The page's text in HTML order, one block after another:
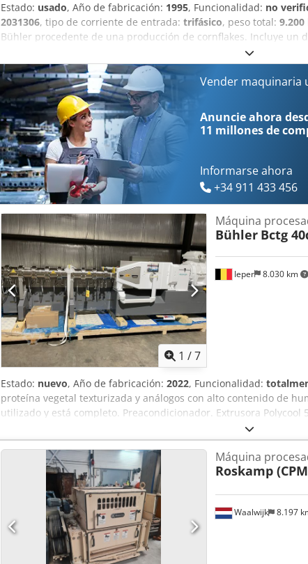
Estado: usado, Año de fabricación: 1995, Funcionalidad: no
2031306, tipo de corriente de entrada: trifásico, peso total: 9.200
Bühler procedente de una producción de cornflakes. Incluye un
en línea anterior. El armario de control está disponible. Peso del
Cjdpfx Aiexgq Rkscerf
Vender maquinaria
Anuncie ahora
11 millones de
Informarse ahora
+34 911 433 456
1 /7
Ieper 8.030 km
Máquina
Bühler Bctg
Estado: nuevo, Año de fabricación: 2022, Funcionalidad:
proteína vegetal texturizada y análogos con alto contenido de
utilizado y está completo. Preacondicionador. Extrusora Polycool
de temperatura (frío y calor) Thermoplas. Sistema de
de control de acero inoxidable. Sistema de ventilación para la
de dosificación de líquidos (Netsch).
Waalwijk 8.197
Máquina
Roskamp